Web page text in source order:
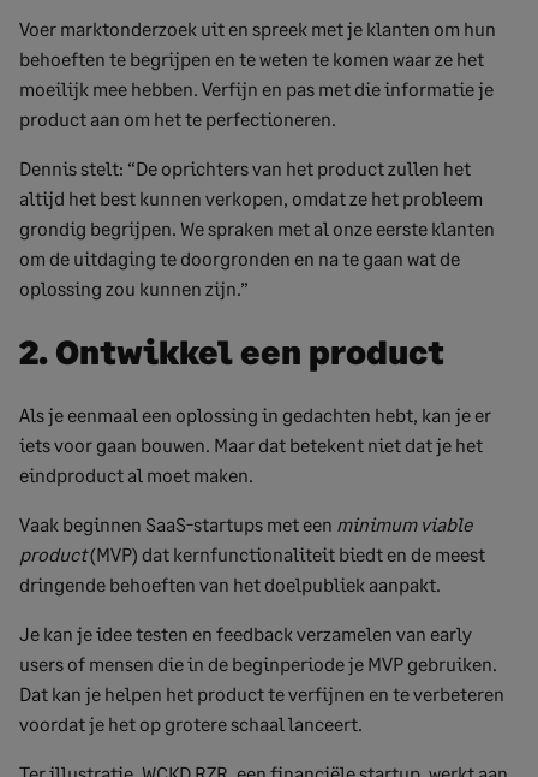
Voer marktonderzoek uit en spreek met je klanten om hun
behoeften te begrijpen en te weten te komen waar ze het
moeilijk mee hebben. Verfijn en pas met die informatie je
product aan om het te perfectioneren.
Dennis stelt: “De oprichters van het product zullen het
altijd het best kunnen verkopen, omdat ze het probleem
grondig begrijpen. We spraken met al onze eerste klanten
om de uitdaging te doorgronden en na te gaan wat de
oplossing zou kunnen zijn.”
2. Ontwikkel een product
Als je eenmaal een oplossing in gedachten hebt, kan je er
iets voor gaan bouwen. Maar dat betekent niet dat je het
eindproduct al moet maken.
Vaak beginnen SaaS-startups met een minimum viable
product(MVP) dat kernfunctionaliteit biedt en de meest
dringende behoeften van het doelpubliek aanpakt.
Je kan je idee testen en feedback verzamelen van early
users of mensen die in de beginperiode je MVP gebruiken.
Dat kan je helpen het product te verfijnen en te verbeteren
voordat je het op grotere schaal lanceert.